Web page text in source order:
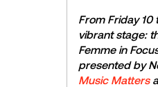
From Friday 10
vibrant stage:
Femme in
presented by
Music Matters